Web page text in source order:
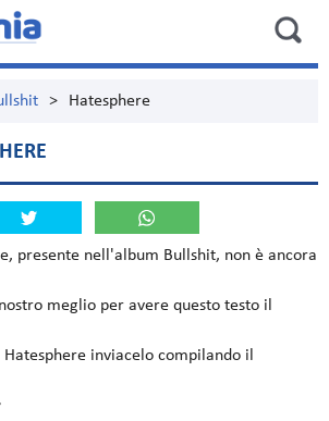
> Hatesphere
, presente nell'album Bullshit, non è ancora
meglio per avere questo testo il
inviacelo compilando il